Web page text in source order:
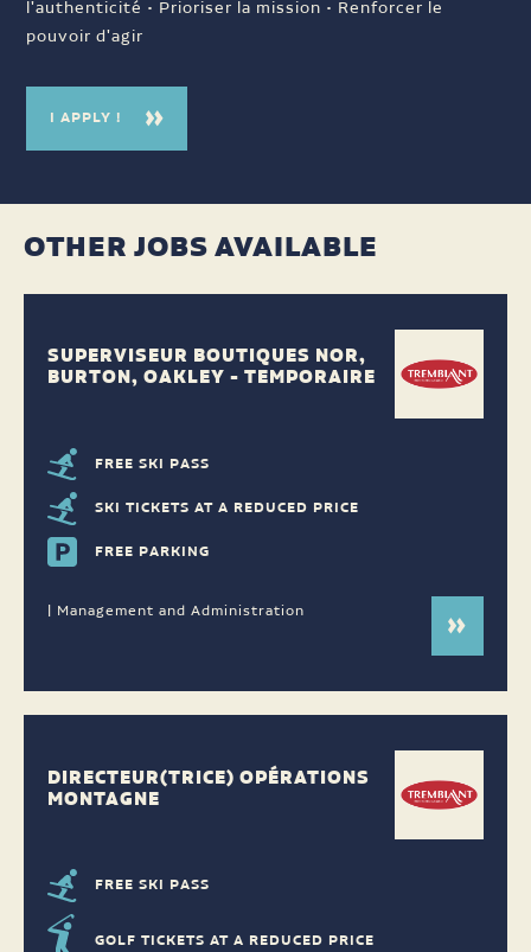
l'authenticité • Prioriser la mission • Renforcer le
pouvoir d'agir
I APPLY !
OTHER JOBS AVAILABLE
SUPERVISEUR BOUTIQUES NOR,
BURTON, OAKLEY - TEMPORAIRE
FREE SKI PASS
SKI TICKETS AT A REDUCED PRICE
FREE PARKING
| Management and Administration
DIRECTEUR(TRICE) OPÉRATIONS
MONTAGNE
FREE SKI PASS
GOLF TICKETS AT A REDUCED PRICE